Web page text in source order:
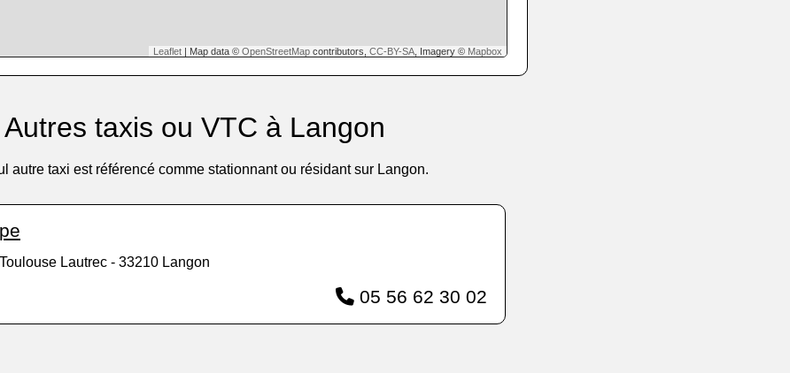
Leaflet| Map data © OpenStreetMapcontributors, CC-BY-SA, Imagery © Mapbox
Autres taxis ou VTC à Langon
autre taxi est référencé comme stationnant ou résidant sur Langon.
Lautrec - 33210 Langon
05 56 62 30 02